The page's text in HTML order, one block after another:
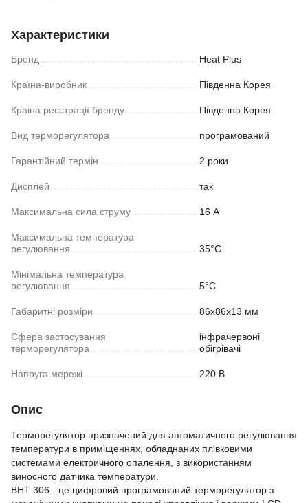
Характеристики
Бренд Heat Plus
Країна-виробник Південна Корея
Краіна реєстрації бренду Південна Корея
Вид терморегулятора програмований
Гарантійний термін 2 роки
Дисплей так
Максимальна сила струму 16 А
Максимальна температура
регулювання
35°С
Мінімальна температура
регулювання
5°C
Габаритні розміри 86х86х13 мм
Сфера застосування
терморегулятора
інфрачервоні
обігрівачі
Напруга мережі 220 В
Опис
Терморегулятор призначений для автоматичного регулювання
температури в приміщеннях, обладнаних плівковими
системами електричного опалення, з використанням
виносного датчика температури.
BHT 306 - це цифровий програмований терморегулятор з